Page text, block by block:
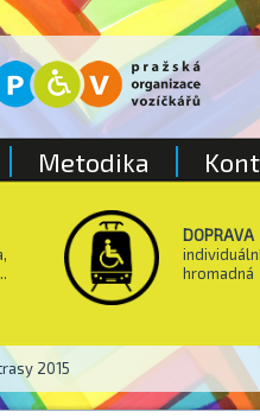
DOPRAVA
hromadná
2015
Metodika